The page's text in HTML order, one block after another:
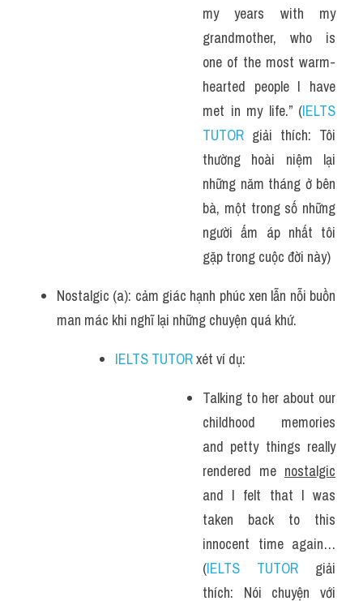
my years with my
grandmother, who is
one of the most warm-
hearted people I have
met in my life.” (IELTS
TUTOR giải thích: Tôi
thường hoài niệm lại
những năm tháng ở bên
bà, một trong số những
người ấm áp nhất tôi
gặp trong cuộc đời này)
Nostalgic (a): cảm giác hạnh phúc xen lẫn nỗi buồn
man mác khi nghĩ lại những chuyện quá khứ.
IELTS TUTOR xét ví dụ:
Talking to her about our
childhood memories
and petty things really
rendered me nostalgic
and I felt that I was
taken back to this
innocent time again…
(IELTS TUTOR giải
thích: Nói chuyện với